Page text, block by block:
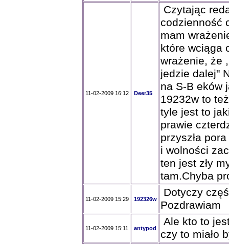
11-02-2009 16:12 Deer35
Czytając
codzienność
mam
które wciąga
wrażenie, że
jedzie dalej"
na S-B eków
19232w to
tyle jest to
prawie
przyszła
i wolności
ten jest zły
tam.Chyba
11-02-2009 15:29 192326w
Dotyczy
Pozdrawiam
11-02-2009 15:11 antypod
Ale kto to
czy to miało